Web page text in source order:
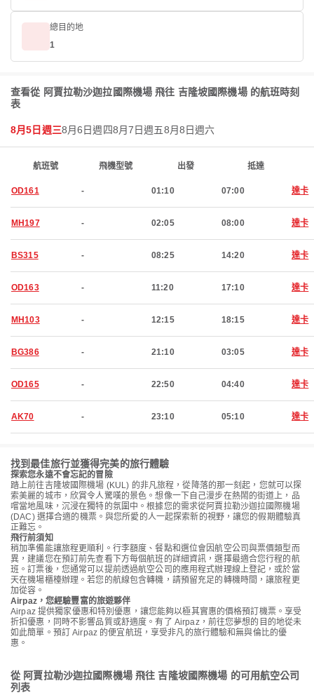
總目的地
1
查看從 阿賈拉勒沙迦拉國際機場 飛往 吉隆坡國際機場 的航班時刻
表
8月5日週三8月6日週四8月7日週五8月8日週六
航班號 飛機型號 出發 抵達
OD161 - 01:10 07:00 達卡
MH197 - 02:05 08:00 達卡
BS315 - 08:25 14:20 達卡
OD163 - 11:20 17:10 達卡
MH103 - 12:15 18:15 達卡
BG386 - 21:10 03:05 達卡
OD165 - 22:50 04:40 達卡
AK70 - 23:10 05:10 達卡
找到最佳旅行並獲得完美的旅行體驗
探索您永遠不會忘記的冒險
踏上前往吉隆坡國際機場 (KUL) 的非凡旅程，從降落的那一刻起，您就可以探
索美麗的城市，欣賞令人驚嘆的景色。想像一下自己漫步在熱鬧的街道上，品
嚐當地風味，沉浸在獨特的氛圍中。根據您的需求從阿賈拉勒沙迦拉國際機場
(DAC) 選擇合適的機票。與您所愛的人一起探索新的視野，讓您的假期體驗真
正難忘。
飛行前須知
稍加準備能讓旅程更順利。行李額度、餐點和選位會因航空公司與票價類型而
異，建議您在預訂前先查看下方每個航班的詳細資訊，選擇最適合您行程的航
班。訂票後，您通常可以提前透過航空公司的應用程式辦理線上登記，或於當
天在機場櫃檯辦理。若您的航線包含轉機，請預留充足的轉機時間，讓旅程更
加從容。
Airpaz，您經驗豐富的旅遊夥伴
Airpaz 提供獨家優惠和特別優惠，讓您能夠以極其實惠的價格預訂機票。享受
折扣優惠，同時不影響品質或舒適度。有了 Airpaz，前往您夢想的目的地從未
如此簡單。預訂 Airpaz 的便宜航班，享受非凡的旅行體驗和無與倫比的優
惠。
從 阿賈拉勒沙迦拉國際機場 飛往 吉隆坡國際機場 的可用航空公司
列表